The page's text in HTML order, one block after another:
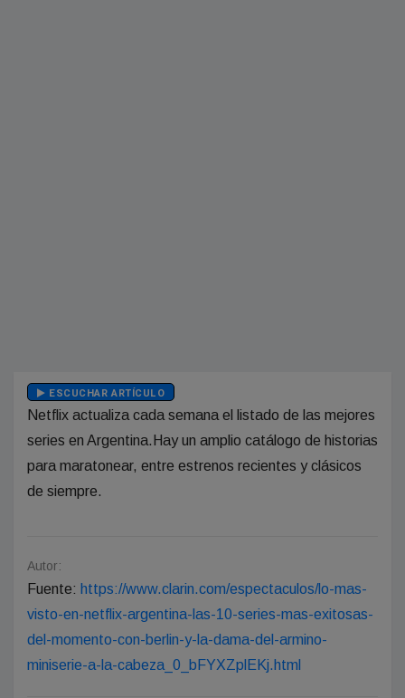
ESCUCHAR ARTÍCULO
Netflix actualiza cada semana el listado de las mejores
series en Argentina.Hay un amplio catálogo de historias
para maratonear, entre estrenos recientes y clásicos
de siempre.
Autor:
Fuente: https://www.clarin.com/espectaculos/lo-mas-
visto-en-netflix-argentina-las-10-series-mas-exitosas-
del-momento-con-berlin-y-la-dama-del-armino-
miniserie-a-la-cabeza_0_bFYXZplEKj.html